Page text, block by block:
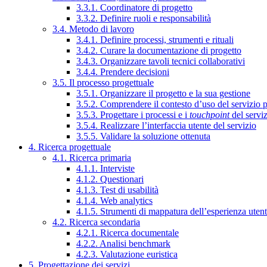
3.3.1. Coordinatore di progetto
3.3.2. Definire ruoli e responsabilità
3.4. Metodo di lavoro
3.4.1. Definire processi, strumenti e rituali
3.4.2. Curare la documentazione di progetto
3.4.3. Organizzare tavoli tecnici collaborativi
3.4.4. Prendere decisioni
3.5. Il processo progettuale
3.5.1. Organizzare il progetto e la sua gestione
3.5.2. Comprendere il contesto d’uso del servizio
3.5.3. Progettare i processi e i touchpointdel
3.5.4. Realizzare l’interfaccia utente del servizio
3.5.5. Validare la soluzione ottenuta
4. Ricerca progettuale
4.1. Ricerca primaria
4.1.1. Interviste
4.1.2. Questionari
4.1.3. Test di usabilità
4.1.4. Web analytics
4.1.5. Strumenti di mappatura dell’esperienza
4.2. Ricerca secondaria
4.2.1. Ricerca documentale
4.2.2. Analisi benchmark
4.2.3. Valutazione euristica
5. Progettazione dei servizi